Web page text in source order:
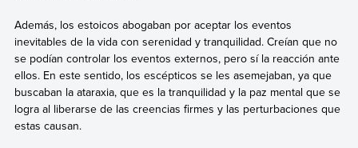
Además, los estoicos abogaban por aceptar los eventos
inevitables de la vida con serenidad y tranquilidad. Creían que no
se podían controlar los eventos externos, pero sí la reacción ante
ellos. En este sentido, los escépticos se les asemejaban, ya que
buscaban la ataraxia, que es la tranquilidad y la paz mental que se
logra al liberarse de las creencias firmes y las perturbaciones que
estas causan.